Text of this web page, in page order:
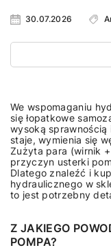
30.07.2026
We wspomaganiu
się łopatkowe
wysoką
staje, wymienia się
Zużyta para (wirnik
przyczyn usterki
Dlatego znaleźć i
hydraulicznego w
to jest potrzebny
Z JAKIEGO
POMPA?